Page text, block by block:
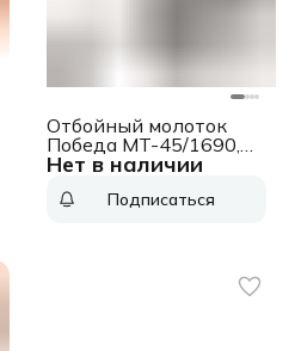
Нет в наличии
Отбойный молоток
Победа MT-45/1690,
1690Вт, энергия удара
Подписаться